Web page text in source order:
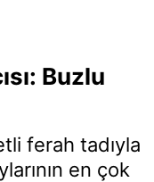
Buzlu
ferah tadıyla
en çok